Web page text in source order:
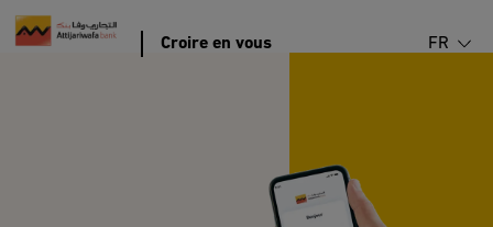
Portail MRE par Attijariwafa Bank
Croire en vous
FR